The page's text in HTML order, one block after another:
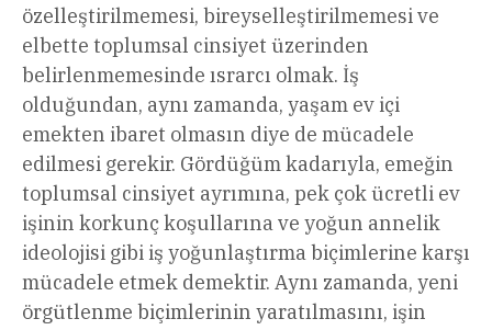
özelleştirilmemesi, bireyselleştirilmemesi ve
elbette toplumsal cinsiyet üzerinden
belirlenmemesinde ısrarcı olmak. İş
olduğundan, aynı zamanda, yaşam ev içi
emekten ibaret olmasın diye de mücadele
edilmesi gerekir. Gördüğüm kadarıyla, emeğin
toplumsal cinsiyet ayrımına, pek çok ücretli ev
işinin korkunç koşullarına ve yoğun annelik
ideolojisi gibi iş yoğunlaştırma biçimlerine karşı
mücadele etmek demektir. Aynı zamanda, yeni
örgütlenme biçimlerinin yaratılmasını, işin